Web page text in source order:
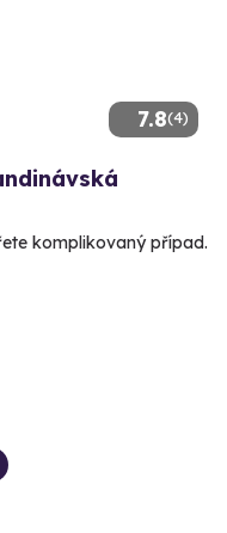
7.8(4)
komplikovaný případ.